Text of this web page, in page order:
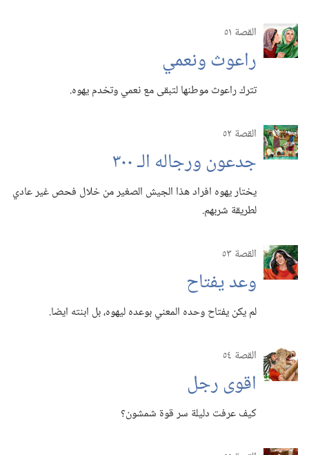
القصة ٥١
راعوث ونعمي
تترك راعوث موطنها لتبقى مع نعمي وتخدم يهوه.‏
القصة ٥٢
جدعون ورجاله الـ‍ ٣٠٠
يختار يهوه افراد هذا الجيش الصغير من خلال فحص غير عادي
لطريقة شربهم.‏
القصة ٥٣
وعد يفتاح
لم يكن يفتاح وحده المعني بوعده ليهوه،‏ بل ابنته ايضا.‏
القصة ٥٤
اقوى رجل
كيف عرفت دليلة سر قوة شمشون؟‏